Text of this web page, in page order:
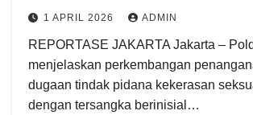
1 APRIL 2026 ADMIN
REPORTASE JAKARTA Jakarta –
menjelaskan perkembangan
dugaan tindak pidana kekerasan
dengan tersangka berinisial…